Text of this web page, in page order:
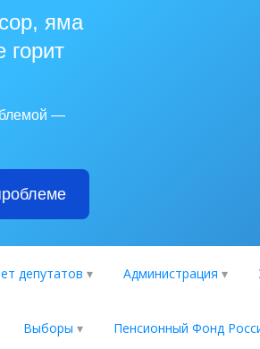
яма
горит
—
депутатов Администрация
Выборы Пенсионный Фонд